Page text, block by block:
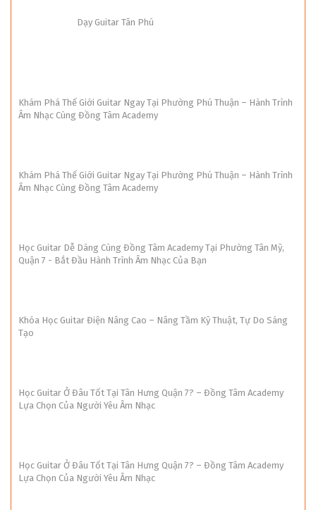
Dạy Guitar Tân Phú
Khám Phá Thế Giới Guitar Ngay Tại Phường Phú Thuận – Hành Trình
Âm Nhạc Cùng Đồng Tâm Academy
Khám Phá Thế Giới Guitar Ngay Tại Phường Phú Thuận – Hành Trình
Âm Nhạc Cùng Đồng Tâm Academy
Học Guitar Dễ Dàng Cùng Đồng Tâm Academy Tại Phường Tân Mỹ,
Quận 7 - Bắt Đầu Hành Trình Âm Nhạc Của Bạn
Khóa Học Guitar Điện Nâng Cao – Nâng Tầm Kỹ Thuật, Tự Do Sáng
Tạo
Học Guitar Ở Đâu Tốt Tại Tân Hưng Quận 7? – Đồng Tâm Academy
Lựa Chọn Của Người Yêu Âm Nhạc
Học Guitar Ở Đâu Tốt Tại Tân Hưng Quận 7? – Đồng Tâm Academy
Lựa Chọn Của Người Yêu Âm Nhạc